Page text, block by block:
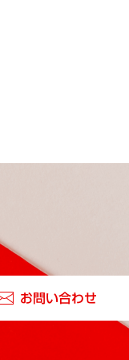
お問い合わせ